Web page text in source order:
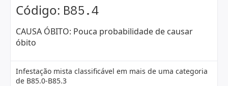
Código: B85.4
CAUSA ÓBITO: Pouca probabilidade de causar
óbito
Infestação mista classificável em mais de uma categoria
de B85.0-B85.3